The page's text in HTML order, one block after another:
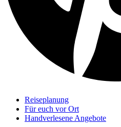
Reiseplanung
Für euch vor Ort
Handverlesene Angebote